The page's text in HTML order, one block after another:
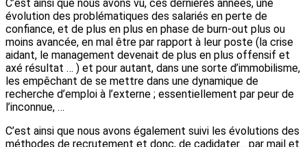
C’est ainsi que nous avons vu, ces dernières années, une
évolution des problématiques des salariés en perte de
confiance, et de plus en plus en phase de burn-out plus ou
moins avancée, en mal être par rapport à leur poste (la crise
aidant, le management devenait de plus en plus offensif et
axé résultat … ) et pour autant, dans une sorte d’immobilisme,
les empêchant de se mettre dans une dynamique de
recherche d’emploi à l’externe ; essentiellement par peur de
l’inconnue, …
C’est ainsi que nous avons également suivi les évolutions des
méthodes de recrutement et donc, de cadidater… par mail et